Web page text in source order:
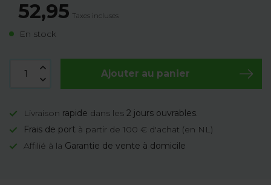
52,95 Taxes incluses
En stock
Ajouter au panier
Livraison rapide dans les 2 jours ouvrables.
Frais de port à partir de 100 € d'achat (en NL)
Affilié à la Garantie de vente à domicile